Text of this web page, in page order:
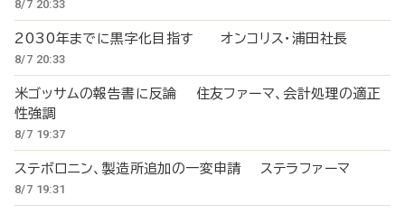
8/7 20:33
2030年までに黒字化目指す オンコリス・浦田社長
8/7 20:33
米ゴッサムの報告書に反論 住友ファーマ、会計処理の適正
性強調
8/7 19:37
ステボロニン、製造所追加の一変申請 ステラファーマ
8/7 19:31